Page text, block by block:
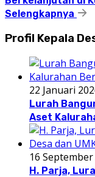
Selengkapnya
Profil Kepala
22 Januari
Lurah
Aset
16 September
H. Parja,